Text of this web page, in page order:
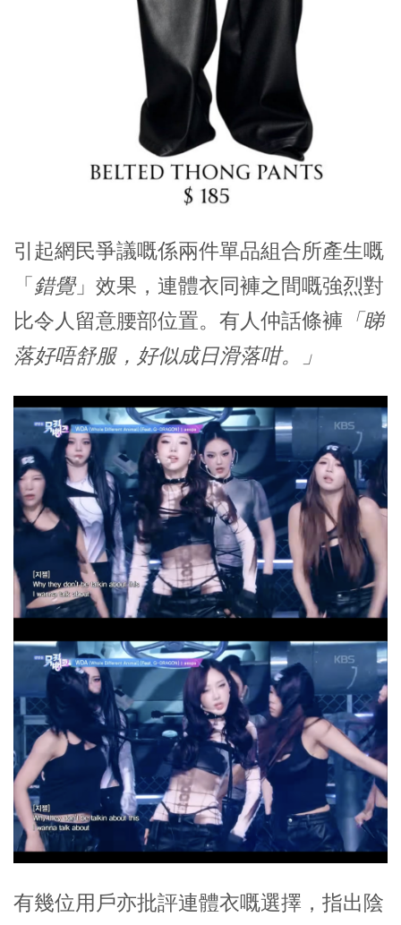
引起網民爭議嘅係兩件單品組合所產生嘅
「錯覺」效果，連體衣同褲之間嘅強烈對
比令人留意腰部位置。有人仲話條褲 「睇
落好唔舒服，好似成日滑落咁。」
有幾位用戶亦批評連體衣嘅選擇，指出陰